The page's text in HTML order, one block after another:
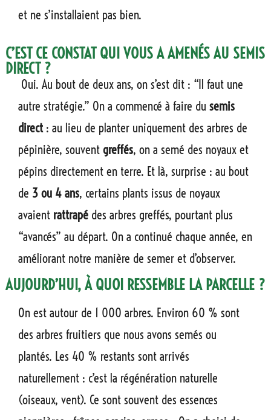
et ne s’installaient pas bien.
C’EST CE CONSTAT QUI VOUS A AMENÉS AU SEMIS
DIRECT ?
Oui. Au bout de deux ans, on s’est dit : “Il faut une
autre stratégie.” On a commencé à faire du semis
direct: au lieu de planter uniquement des arbres de
pépinière, souvent greffés, on a semé des noyaux et
pépins directement en terre. Et là, surprise : au bout
de 3 ou 4 ans, certains plants issus de noyaux
avaient rattrapé des arbres greffés, pourtant plus
“avancés” au départ. On a continué chaque année, en
améliorant notre manière de semer et d’observer.
AUJOURD’HUI, À QUOI RESSEMBLE LA PARCELLE ?
On est autour de 1 000 arbres. Environ 60 % sont
des arbres fruitiers que nous avons semés ou
plantés. Les 40 % restants sont arrivés
naturellement : c’est la régénération naturelle
(oiseaux, vent). Ce sont souvent des essences